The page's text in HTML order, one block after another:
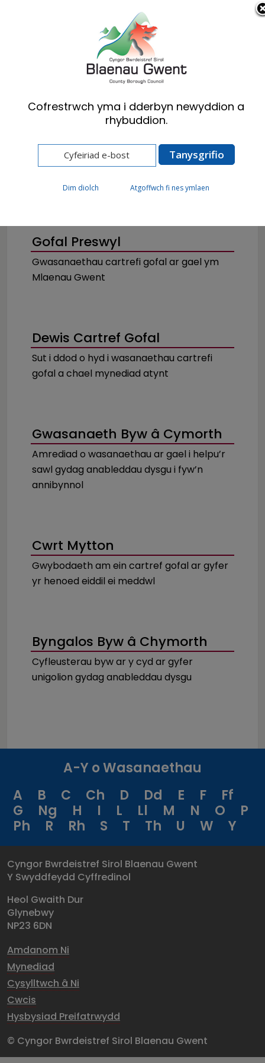
Cymraeg English
Preswylwyr
Cael yr help rydych ei angen
Gofal Preswyl
Gofal Preswyl
Gwasanaethau cartrefi gofal ar gael ym
Mlaenau Gwent
Dewis Cartref Gofal
Sut i ddod o hyd i wasanaethau cartrefi
gofal a chael mynediad atynt
Gwasanaeth Byw â Cymorth
Amrediad o wasanaethau ar gael i helpu’r
sawl gydag anableddau dysgu i fyw’n
annibynnol
Cwrt Mytton
Gwybodaeth am ein cartref gofal ar gyfer
yr henoed eiddil ei meddwl
Byngalos Byw â Chymorth
Cyfleusterau byw ar y cyd ar gyfer
unigolion gydag anableddau dysgu
A-Y o Wasanaethau
A
B C Ch D Dd E F
Ff
G
Ng H I L Ll M N O
P
Ph
R Rh S T Th U W Y
Cyngor Bwrdeistref Sirol Blaenau Gwent
Y Swyddfeydd Cyffredinol
Heol Gwaith Dur
Glynebwy
NP23 6DN
Amdanom Ni
Mynediad
Cysylltwch â Ni
Cwcis
Hysbysiad Preifatrwydd
© Cyngor Bwrdeistref Sirol Blaenau Gwent
Cofrestrwch yma i dderbyn newyddion a
rhybuddion.
Dim diolch Atgoffwch fi nes ymlaen